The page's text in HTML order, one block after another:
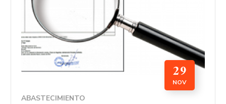
29
NOV
ABASTECIMIENTO